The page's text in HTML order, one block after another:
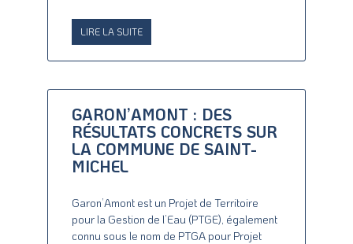
LIRE LA SUITE
GARON’AMONT : DES
RÉSULTATS CONCRETS SUR
LA COMMUNE DE SAINT-
MICHEL
Garon’Amont est un Projet de Territoire
pour la Gestion de l’Eau (PTGE), également
connu sous le nom de PTGA pour Projet